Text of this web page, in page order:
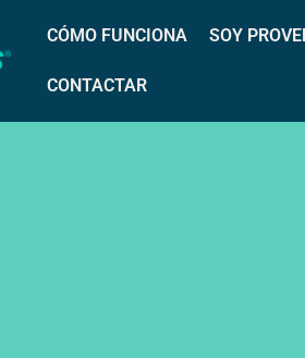
CÓMO FUNCIONA SOY
CONTACTAR